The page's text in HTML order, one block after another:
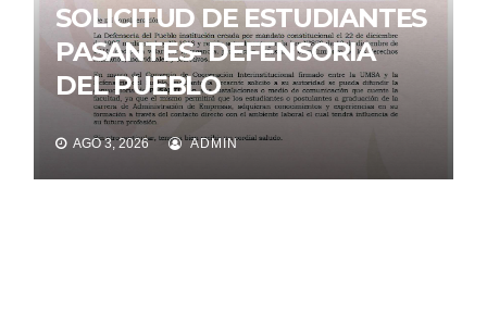
SOLICITUD DE ESTUDIANTES
PASANTES- DEFENSORIA
DEL PUEBLO
AGO 3, 2026 ADMIN